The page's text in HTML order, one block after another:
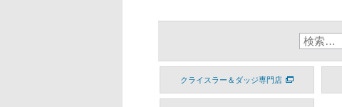
クライスラー＆ダッジ専門店